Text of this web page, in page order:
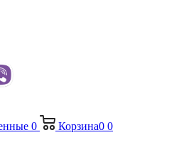
0 Корзина0 0